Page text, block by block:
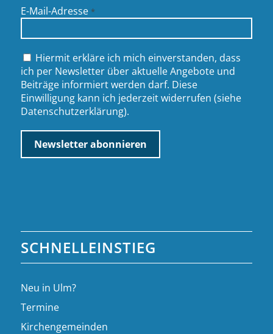
E-Mail-Adresse *
Hiermit erkläre ich mich einverstanden, dass
ich per Newsletter über aktuelle Angebote und
Beiträge informiert werden darf. Diese
Einwilligung kann ich jederzeit widerrufen (siehe
Datenschutzerklärung).
SCHNELLEINSTIEG
Neu in Ulm?
Termine
Kirchengemeinden